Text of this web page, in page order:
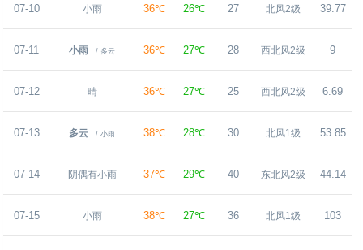
07-10 小雨 36℃ 26℃ 27 北风2级 39.77
07-11 小雨 / 多云 36℃ 27℃ 28 西北风2级 9
07-12 晴 36℃ 27℃ 25 西北风2级 6.69
07-13 多云 / 小雨 38℃ 28℃ 30 北风1级 53.85
07-14 阴偶有小雨 37℃ 29℃ 40 东北风2级 44.14
07-15 小雨 38℃ 27℃ 36 北风1级 103